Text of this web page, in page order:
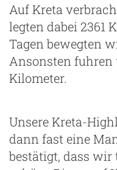
Auf Kreta
legten dabei 2361
Tagen bewegten
Ansonsten fuhren
Kilometer.
Unsere Kreta-
dann fast eine
bestätigt, dass wir